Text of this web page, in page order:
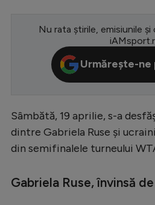
Europa League
Conference
CM 2026
LaLiga
Serie A
Ligue 1
Nu rata știrile, emisiunile și
Urmărește-ne
Sâmbătă, 19 aprilie, s-a
dintre Gabriela Ruse și
din semifinalele turneului
Gabriela Ruse, învinsă